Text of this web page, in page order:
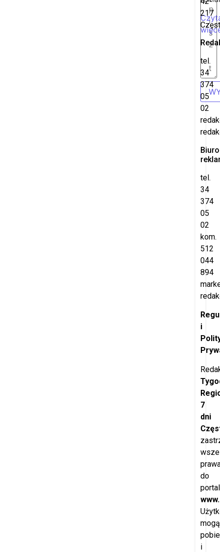
217
tel.
34
374
05
02
Biuro
tel.
34
374
05
02
kom.
512
044
894
i
7
dni
do
mogą
i